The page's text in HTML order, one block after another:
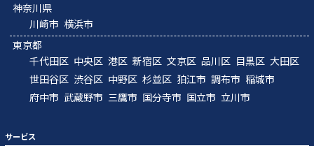
神奈川県
川崎市 横浜市
東京都
千代田区 中央区 港区 新宿区 文京区 品川区 目黒区 大田区
世田谷区 渋谷区 中野区 杉並区 狛江市 調布市 稲城市
府中市 武蔵野市 三鷹市 国分寺市 国立市 立川市
サービス